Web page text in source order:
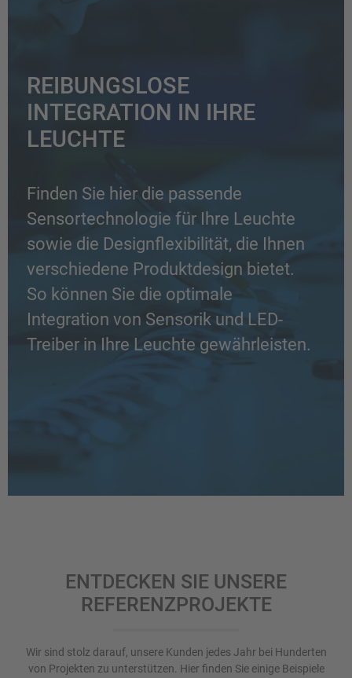
REIBUNGSLOSE
INTEGRATION IN IHRE
LEUCHTE
Finden Sie hier die passende
Sensortechnologie für Ihre Leuchte
sowie die Designflexibilität, die Ihnen
verschiedene Produktdesign bietet.
So können Sie die optimale
Integration von Sensorik und LED-
Treiber in Ihre Leuchte gewährleisten.
ENTDECKEN SIE UNSERE
REFERENZPROJEKTE
Wir sind stolz darauf, unsere Kunden jedes Jahr bei Hunderten
von Projekten zu unterstützen. Hier finden Sie einige Beispiele